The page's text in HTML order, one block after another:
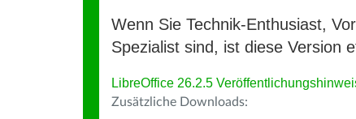
Wenn Sie Technik-Enthusiast,
Spezialist sind, ist diese Version
LibreOffice 26.2.5
Zusätzliche Downloads: